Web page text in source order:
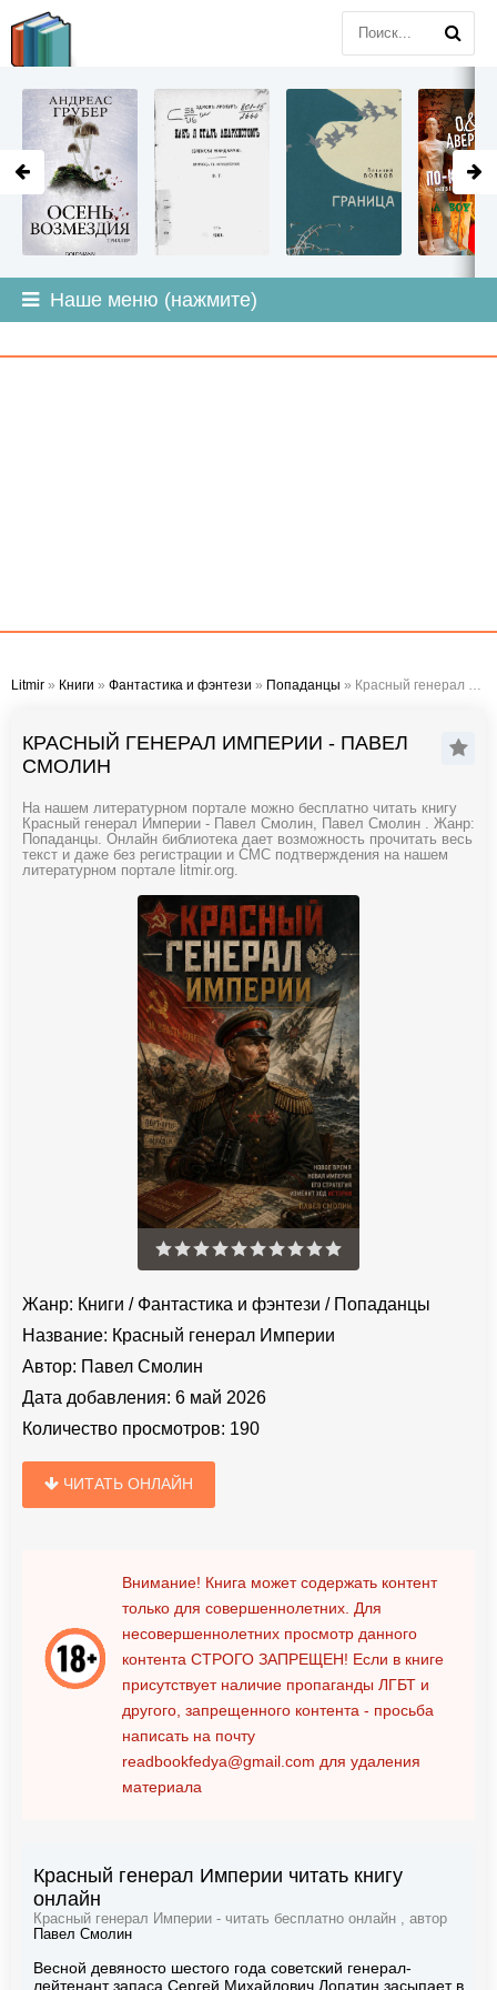
Наше меню (нажмите)
Litmir » Книги » Фантастика и фэнтези » Попаданцы » Красный генерал Империи - Павел Смолин
КРАСНЫЙ ГЕНЕРАЛ ИМПЕРИИ - ПАВЕЛ
СМОЛИН
На нашем литературном портале можно бесплатно читать книгу
Красный генерал Империи - Павел Смолин, Павел Смолин . Жанр:
Попаданцы. Онлайн библиотека дает возможность прочитать весь
текст и даже без регистрации и СМС подтверждения на нашем
литературном портале litmir.org.
Жанр: Книги / Фантастика и фэнтези / Попаданцы
Название: Красный генерал Империи
Автор: Павел Смолин
Дата добавления: 6 май 2026
Количество просмотров: 190
ЧИТАТЬ ОНЛАЙН
Внимание! Книга может содержать контент
только для совершеннолетних. Для
несовершеннолетних просмотр данного
контента СТРОГО ЗАПРЕЩЕН! Если в книге
присутствует наличие пропаганды ЛГБТ и
другого, запрещенного контента - просьба
написать на почту
readbookfedya@gmail.com для удаления
материала
Красный генерал Империи читать книгу
онлайн
Красный генерал Империи - читать бесплатно онлайн , автор
Павел Смолин
Весной девяносто шестого года советский генерал-
лейтенант запаса Сергей Михайлович Лопатин засыпает в
LITMIR.ORG